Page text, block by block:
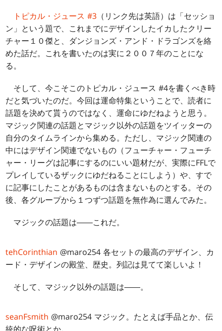
トピカル・ジュース #3 （リンク先は英語）は「セッショ
ン」という題で、これまでにデザインしたイカしたクリー
チャー１０傑と、ダンジョンズ・アンド・ドラゴンズを絡
めた話だ。これを書いたのは実に２００７年のことにな
る。
そして、今こそこのトピカル・ジュース #4を書くべき時
だと気づいたのだ。今回は運命特集ということで、読者に
話題を決めて貰うのではなく、運命にゆだねようと思う。
マジック関連の話題とマジック以外の話題をツイッターの
自分のタイムラインから集める。ただし、マジック関連の
中にはデザイン関連でないもの（フューチャー・フューチ
ャー・リーグは記事にするのにいい題材だが、実際にFFLで
プレイしているザックにゆだねることにしよう）や、すで
に記事にしたことがあるものは含まないものとする。その
後、各グループから１つずつ話題を無作為に選んでみた。
マジックの話題は――これだ。
tehCorinthian @maro254 各セットの最高のデザイン、カ
ード・デザインの殿堂、歴史。列記は見てて楽しいよ！
そして、マジック以外の話題は――。
seanFsmith @maro254 マジック。たとえば手品とか、伝